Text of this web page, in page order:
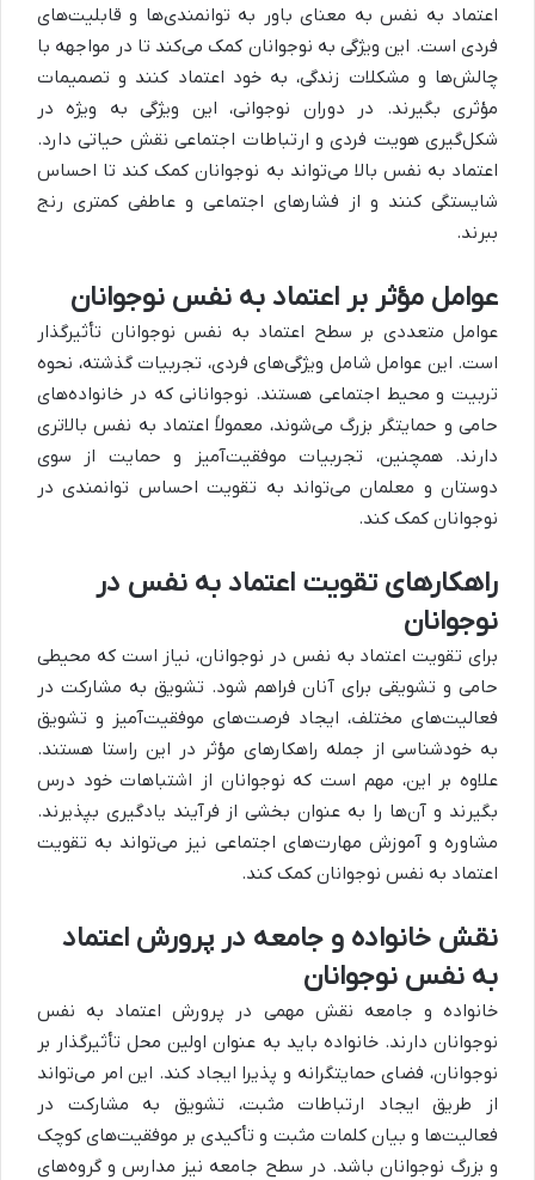
اعتماد به نفس به معنای باور به توانمندی‌ها و قابلیت‌های
فردی است. این ویژگی به نوجوانان کمک می‌کند تا در مواجهه با
چالش‌ها و مشکلات زندگی، به خود اعتماد کنند و تصمیمات
مؤثری بگیرند. در دوران نوجوانی، این ویژگی به ویژه در
شکل‌گیری هویت فردی و ارتباطات اجتماعی نقش حیاتی دارد.
اعتماد به نفس بالا می‌تواند به نوجوانان کمک کند تا احساس
شایستگی کنند و از فشارهای اجتماعی و عاطفی کمتری رنج
ببرند.
عوامل مؤثر بر اعتماد به نفس نوجوانان
عوامل متعددی بر سطح اعتماد به نفس نوجوانان تأثیرگذار
است. این عوامل شامل ویژگی‌های فردی، تجربیات گذشته، نحوه
تربیت و محیط اجتماعی هستند. نوجوانانی که در خانواده‌های
حامی و حمایتگر بزرگ می‌شوند، معمولاً اعتماد به نفس بالاتری
دارند. همچنین، تجربیات موفقیت‌آمیز و حمایت از سوی
دوستان و معلمان می‌تواند به تقویت احساس توانمندی در
نوجوانان کمک کند.
راهکارهای تقویت اعتماد به نفس در
نوجوانان
برای تقویت اعتماد به نفس در نوجوانان، نیاز است که محیطی
حامی و تشویقی برای آنان فراهم شود. تشویق به مشارکت در
فعالیت‌های مختلف، ایجاد فرصت‌های موفقیت‌آمیز و تشویق
به خودشناسی از جمله راهکارهای مؤثر در این راستا هستند.
علاوه بر این، مهم است که نوجوانان از اشتباهات خود درس
بگیرند و آن‌ها را به عنوان بخشی از فرآیند یادگیری بپذیرند.
مشاوره و آموزش مهارت‌های اجتماعی نیز می‌تواند به تقویت
اعتماد به نفس نوجوانان کمک کند.
نقش خانواده و جامعه در پرورش اعتماد
به نفس نوجوانان
خانواده و جامعه نقش مهمی در پرورش اعتماد به نفس
نوجوانان دارند. خانواده باید به عنوان اولین محل تأثیرگذار بر
نوجوانان، فضای حمایتگرانه و پذیرا ایجاد کند. این امر می‌تواند
از طریق ایجاد ارتباطات مثبت، تشویق به مشارکت در
فعالیت‌ها و بیان کلمات مثبت و تأکیدی بر موفقیت‌های کوچک
و بزرگ نوجوانان باشد. در سطح جامعه نیز مدارس و گروه‌های